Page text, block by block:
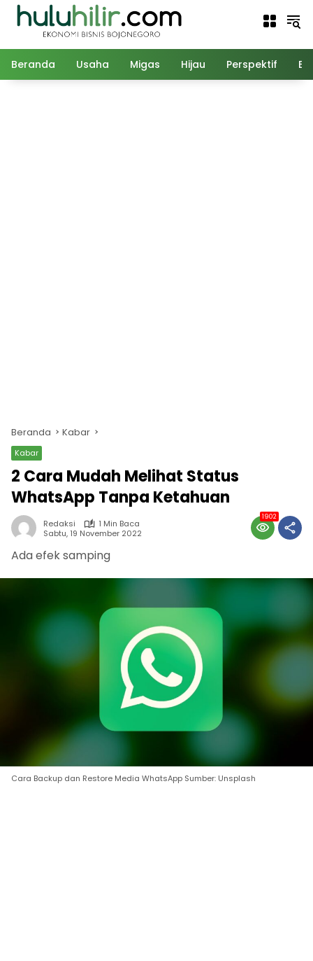
Langsung
Beranda Usaha Migas Hijau Perspektif
Beranda Kabar
Kabar
2 Cara Mudah Melihat Status
WhatsApp Tanpa Ketahuan
Redaksi
1 Min Baca
Sabtu, 19 November 2022
1902
Ada efek samping
Cara Backup dan Restore Media WhatsApp Sumber: Unsplash